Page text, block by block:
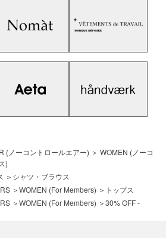
(ノーコントロールエアー) ＞ WOMEN (ノーコ
)
＞ シャツ・ブラウス
＞WOMEN (For Members) ＞ トップス
＞WOMEN (For Members) ＞30% OFF -